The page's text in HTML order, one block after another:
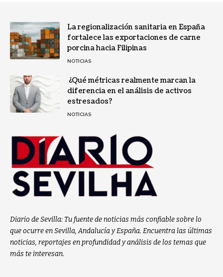
La regionalización sanitaria en España
fortalece las exportaciones de carne
porcina hacia Filipinas
NOTICIAS
¿Qué métricas realmente marcan la
diferencia en el análisis de activos
estresados?
NOTICIAS
Diario de Sevilla: Tu fuente de noticias más confiable sobre lo
que ocurre en Sevilla, Andalucía y España. Encuentra las últimas
noticias, reportajes en profundidad y análisis de los temas que
más te interesan.